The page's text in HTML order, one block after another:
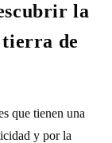
la
de
que tienen una
y por la